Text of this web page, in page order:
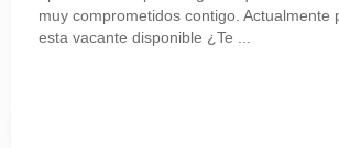
muy comprometidos contigo. Actualmente
esta vacante disponible ¿Te ...